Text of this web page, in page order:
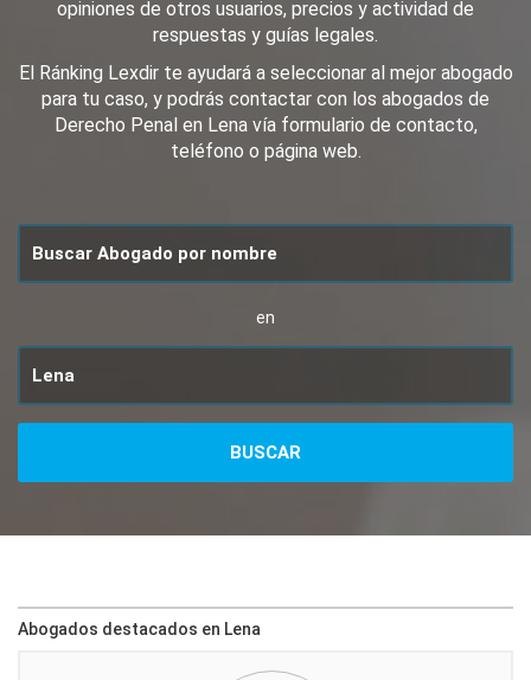
opiniones de otros usuarios, precios y actividad de
respuestas y guías legales.
El Ránking Lexdir te ayudará a seleccionar al mejor abogado
para tu caso, y podrás contactar con los abogados de
Derecho Penal en Lena vía formulario de contacto,
teléfono o página web.
en
Abogados destacados en Lena